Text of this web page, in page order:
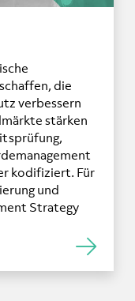
die
verbessern
stärken
kodifiziert. Für
und
Strategy